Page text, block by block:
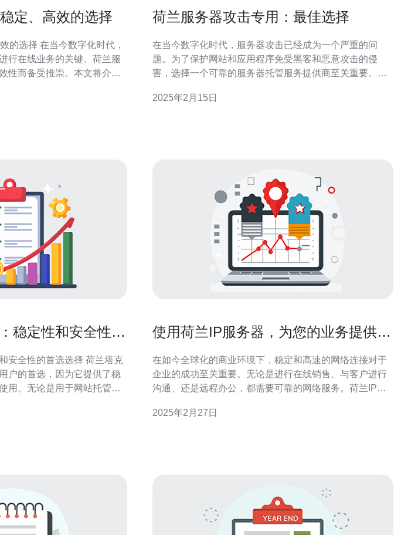
定、高效的选择
字化时代，
行在线业务的关键。荷兰服
性而备受推崇。本文将介绍
荷兰服务器攻击专用：最佳选择
在当今数字化时代，服务器攻击已经成为一个严重的问
题。为了保护网站和应用程序免受黑客和恶意攻击的侵
害，选择一个可靠的服务器托管服务提供商至关重要。荷
服务器托管服务提供商，为客户提供高性能、安全可靠的
2025年2月15日
稳定性和安全性的
的首选选择 荷兰塔克
户的首选，因为它提供了稳
用。无论是用于网站托管、
使用荷兰IP服务器，为您的业务提供更
在如今全球化的商业环境下，稳定和高速的网络连接对于
企业的成功至关重要。无论是进行在线销售、与客户进行
沟通、还是远程办公，都需要可靠的网络服务。荷兰IP服
在竞争激烈的市场中脱颖而出。 荷兰IP服务器的优势 荷兰
2025年2月27日